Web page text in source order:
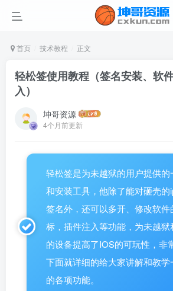
首页 技术教程 正文
轻松签使用教程（签名安装、软
入）
坤哥资源
4个月前更新
轻松签是为未越狱的用户提供的
和安装工具，他除了能对砸壳的
签名外，还可以多开、修改软件
标，插件注入等功能，为未越狱
的设备提高了IOS的可玩性，非
下面就详细的给大家讲解和教
的各项功能。